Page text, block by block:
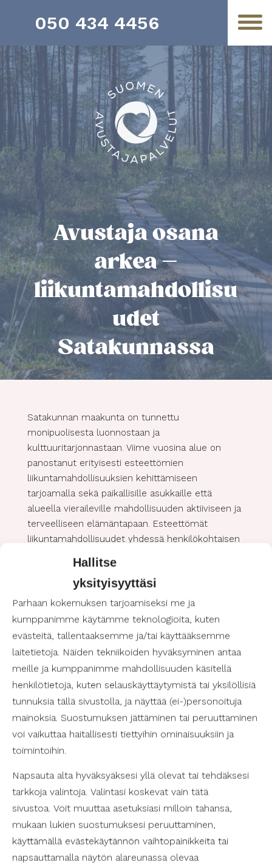
Hallitse
yksityisyyttäsi
Parhaan kokemuksen tarjoamiseksi me ja
kumppanimme käytämme teknologioita, kuten
evästeitä, tallentaaksemme ja/tai käyttääksemme
laitetietoja. Näiden tekniikoiden hyväksyminen antaa
meille ja kumppanimme mahdollisuuden käsitellä
henkilötietoja, kuten selauskäyttäytymistä tai yksilöllisiä
tunnuksia tällä sivustolla, ja näyttää (ei-)personoituja
mainoksia. Suostumuksen jättäminen tai peruuttaminen
voi vaikuttaa haitallisesti tiettyihin ominaisuuksiin ja
toimintoihin.
Napsauta alta hyväksyäksesi yllä olevat tai tehdäksesi
tarkkoja valintoja. Valintasi koskevat vain tätä
sivustoa. Voit muuttaa asetuksiasi milloin tahansa,
mukaan lukien suostumuksesi peruuttaminen,
käyttämällä evästekäytännön vaihtopainikkeita tai
napsauttamalla näytön alareunassa olevaa
050 434 4456
Avustaja osana
arkea –
liikuntamahdollisu
udet
Satakunnassa
Satakunnan maakunta on tunnettu
monipuolisesta luonnostaan ja
kulttuuritarjonnastaan. Viime vuosina alue on
panostanut erityisesti esteettömien
liikuntamahdollisuuksien kehittämiseen
tarjoamalla sekä paikallisille asukkaille että
alueella vieraileville mahdollisuuden aktiiviseen ja
terveelliseen elämäntapaan. Esteettömät
liikuntamahdollisuudet yhdessä henkilökohtaisen
saavutettavissa kaikille riippumatta henkilön
fyysisistä tai henkisistä rajoituksista.
Esteettömiä liikuntamahdollisuuksia
Satakunnassa
Satakunta tarjoaa laajan valikoiman esteettömiä
liikuntamahdollisuuksia, jotka on suunniteltu
kaikenikäisille ja -kuntoisille käyttäjille. Alueelta
löytyy muun muassa esteettömiä luontopolkuja,
joissa voi nauttia raittiista ilmasta ja kauniista
maisemista. Lisäksi Satakunnassa, erityisesti
suurissa kaupunkikeskuksissa Raumalla ja Porissa,
varustettu esteettömillä pukuhuoneilla ja
suihkutiloilla. Nämä tilat tarjoavat turvallisen ja
saavutettavan ympäristön, jossa kaikki voivat
liikkua ja kuntoilla mukavasti.
Eräs Satakunnan helmi on Yyterin hiekkarannat,
jotka soveltuvat mainiosti myös liikuntaesteisille